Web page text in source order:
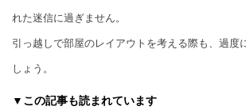
れた迷信に過ぎません。
引っ越しで部屋のレイアウトを考える際も、過度
しょう。
▼この記事も読まれています